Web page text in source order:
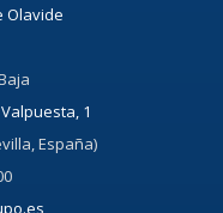
Olavide
1
España)